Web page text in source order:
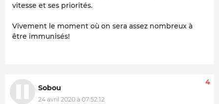
vitesse et ses priorités.
Vivement le moment où on sera assez nombreux à
être immunisés!
Sobou
24 avril 2020 à 07:52:12
4